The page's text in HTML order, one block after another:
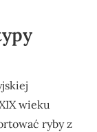
wieku
ryby z